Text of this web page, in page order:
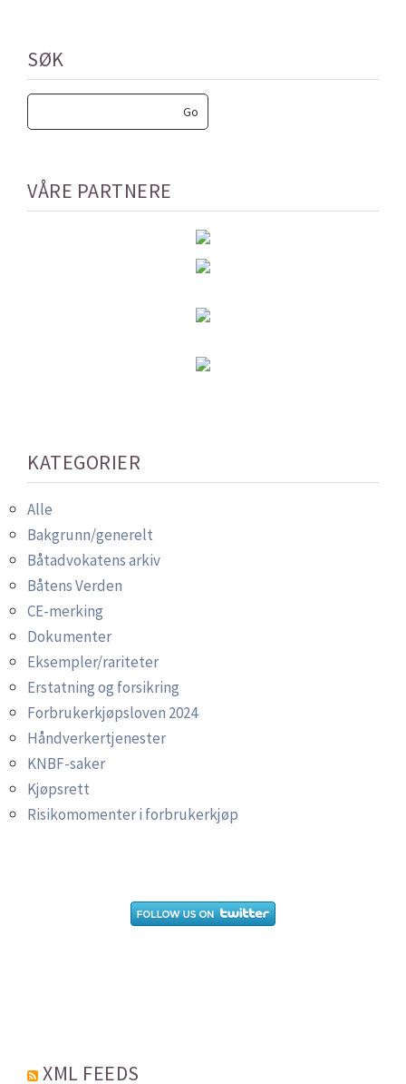
SØK
VÅRE PARTNERE
KATEGORIER
Alle
Bakgrunn/generelt
Båtadvokatens arkiv
Båtens Verden
CE-merking
Dokumenter
Eksempler/rariteter
Erstatning og forsikring
Forbrukerkjøpsloven 2024
Håndverkertjenester
KNBF-saker
Kjøpsrett
Risikomomenter i forbrukerkjøp
XML FEEDS